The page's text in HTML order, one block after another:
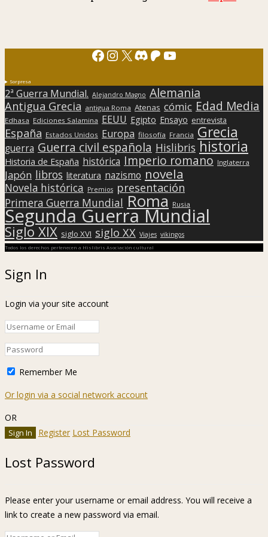
Facebook
Instagram
X Discord
Patreon
YouTube
Sorpresa
2ª Guerra Mundial. Alejandro Magno Alemania
Antigua Grecia antigua Roma Atenas cómic Edad Media
Edhasa Ediciones Salamina EEUU Egipto Ensayo entrevista
España Estados Unidos Europa filosofía Francia Grecia
guerra Guerra civil española Hislibris historia
Historia de España histórica Imperio romano Inglaterra
Japón libros literatura nazismo novela
Novela histórica Premios presentación
Primera Guerra Mundial Roma Rusia
Segunda Guerra Mundial
Siglo XIX siglo XVI siglo XX Viajes vikingos
Todos los derechos pertenecen a Hislibris Asociación cultural
Sign In
Login via your site account
Remember Me
Or login via a social network account
OR
Register Lost Password
Lost Password
Please enter your username or email address. You will receive a
link to create a new password via email.